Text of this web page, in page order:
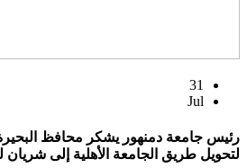
31
Jul
رئيس جامعة دمنهور يشكر محافظ البحيرة
لتحويل طريق الجامعة الأهلية إلى شريان